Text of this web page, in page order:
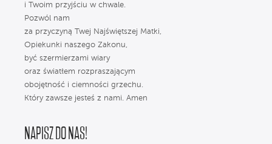
i Twoim przyjściu w chwale.
Pozwól nam
za przyczyną Twej Najświętszej Matki,
Opiekunki naszego Zakonu,
być szermierzami wiary
oraz światłem rozpraszającym
obojętność i ciemności grzechu.
Który zawsze jesteś z nami. Amen
NAPISZ DO NAS!